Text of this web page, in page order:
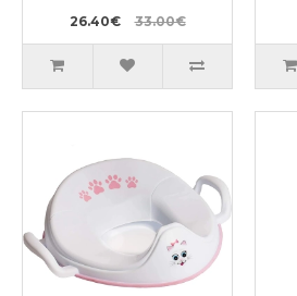
26.40€ 33.00€